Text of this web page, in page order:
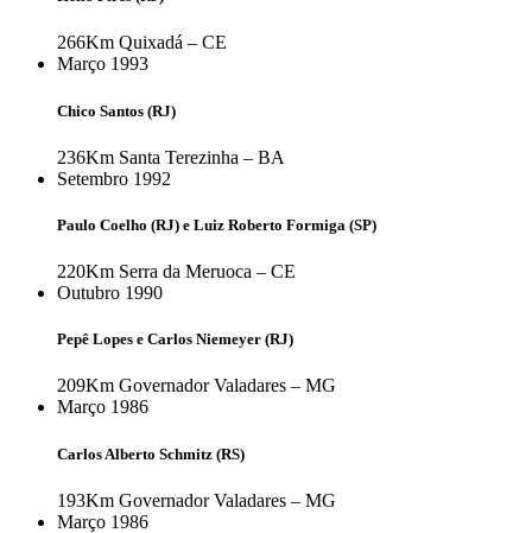
266Km Quixadá – CE
Março 1993
Chico Santos (RJ)
236Km Santa Terezinha – BA
Setembro 1992
Paulo Coelho (RJ) e Luiz Roberto Formiga (SP)
220Km Serra da Meruoca – CE
Outubro 1990
Pepê Lopes e Carlos Niemeyer (RJ)
209Km Governador Valadares – MG
Março 1986
Carlos Alberto Schmitz (RS)
193Km Governador Valadares – MG
Março 1986